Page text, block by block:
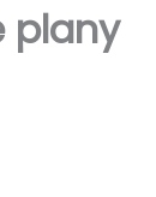
plany